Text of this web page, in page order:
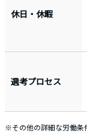
休日・休暇
選考プロセス
※その他の詳細な労働条